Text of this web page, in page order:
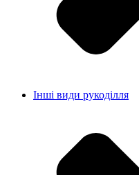
Інші види рукоділля